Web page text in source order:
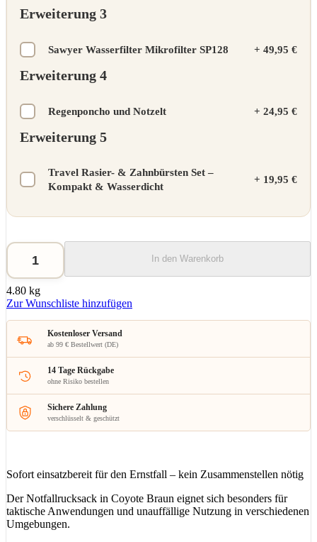
Erweiterung 3
Sawyer Wasserfilter Mikrofilter SP128 + 49,95 €
Erweiterung 4
Regenponcho und Notzelt + 24,95 €
Erweiterung 5
Travel Rasier- & Zahnbürsten Set –
Kompakt & Wasserdicht
+ 19,95 €
In den Warenkorb
4.80 kg
Zur Wunschliste hinzufügen
Kostenloser Versand
ab 99 € Bestellwert (DE)
14 Tage Rückgabe
ohne Risiko bestellen
Sichere Zahlung
verschlüsselt & geschützt
Sofort einsatzbereit für den Ernstfall – kein Zusammenstellen nötig
Der Notfallrucksack in Coyote Braun eignet sich besonders für
taktische Anwendungen und unauffällige Nutzung in verschiedenen
Umgebungen.